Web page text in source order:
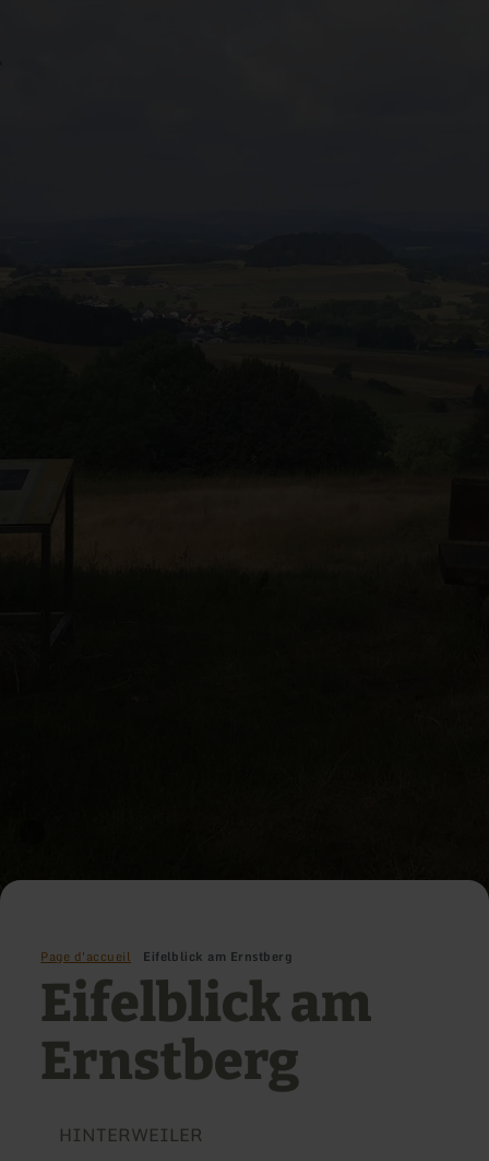
Page d'accueil Eifelblick am Ernstberg
Eifelblick am
Ernstberg
HINTERWEILER